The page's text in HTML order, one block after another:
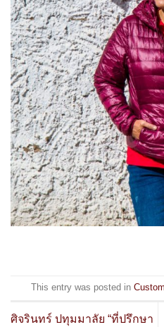
This entry was posted in
ศิจรินทร์ ปทุมมาลัย “ที่ปรึกษา